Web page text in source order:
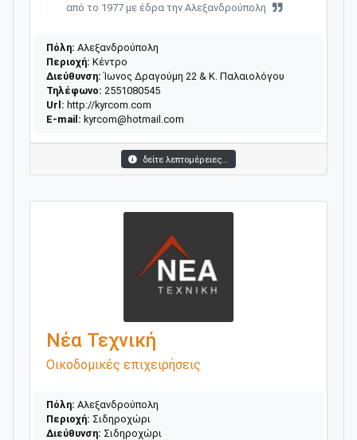
από το 1977 με έδρα την Αλεξανδρούπολη
Πόλη: Αλεξανδρούπολη
Περιοχή: Κέντρο
Διεύθυνση: Ίωνος Δραγούμη 22 & Κ. Παλαιολόγου
Τηλέφωνο: 2551080545
Url: http://kyrcom.com
E-mail: kyrcom@hotmail.com
δείτε λεπτομέρειες...
Νέα Τεχνική
Οικοδομικές επιχειρήσεις
Πόλη: Αλεξανδρούπολη
Περιοχή: Σιδηροχώρι
Διεύθυνση: Σιδηροχώρι